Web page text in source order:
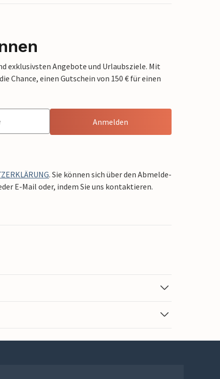
exklusivsten Angebote und Urlaubsziele. Mit
Chance, einen Gutschein von 150 € für einen
Anmelden
. Sie können sich über den Abmelde-
E-Mail oder, indem Sie uns kontaktieren.